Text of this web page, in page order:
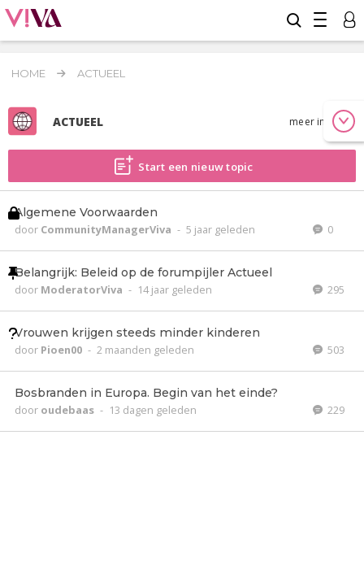
HOME ACTUEEL
ACTUEEL meer info
Start een nieuw topic
Algemene Voorwaarden
door CommunityManagerViva - 5 jaar geleden 0
Belangrijk: Beleid op de forumpijler Actueel
door ModeratorViva - 14 jaar geleden 295
Vrouwen krijgen steeds minder kinderen
door Pioen00 - 2 maanden geleden 503
Bosbranden in Europa. Begin van het einde?
door oudebaas - 13 dagen geleden 229